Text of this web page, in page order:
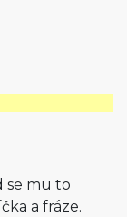
se mu to
a fráze.